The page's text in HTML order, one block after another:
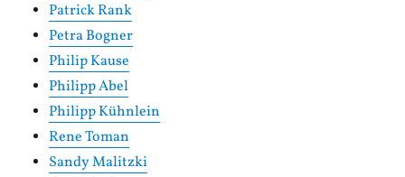
Patrick Rank
Petra Bogner
Philip Kause
Philipp Abel
Philipp Kühnlein
Rene Toman
Sandy Malitzki